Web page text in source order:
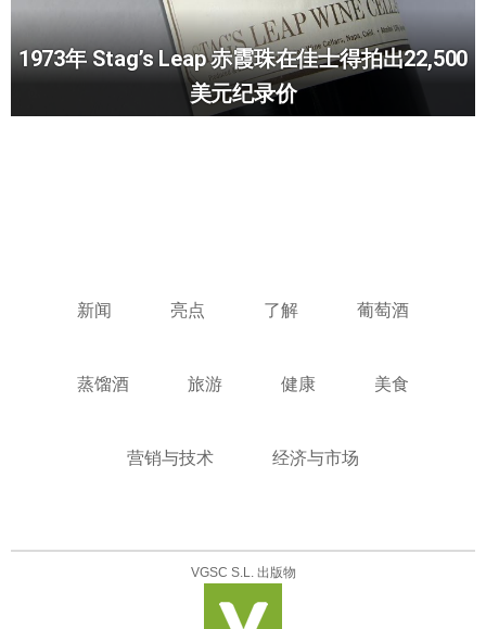
1973年 Stag’s Leap 赤霞珠在佳士得拍出22,500
美元纪录价
新闻 亮点 了解 葡萄酒
蒸馏酒 旅游 健康 美食
营销与技术 经济与市场
VGSC S.L. 出版物